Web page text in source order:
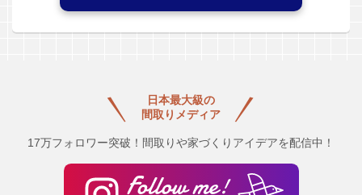
日本最大級の
間取りメディア
17万フォロワー突破！間取りや家づくりアイデアを配信中！